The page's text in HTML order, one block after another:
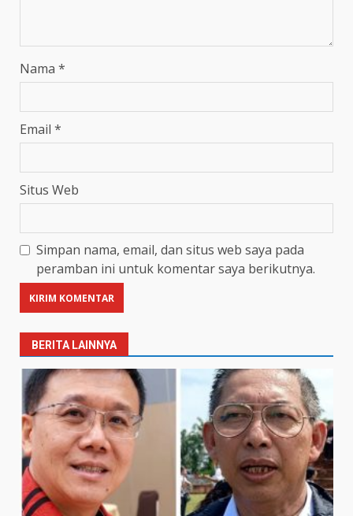
Nama *
Email *
Situs Web
Simpan nama, email, dan situs web saya pada
peramban ini untuk komentar saya berikutnya.
BERITA LAINNYA